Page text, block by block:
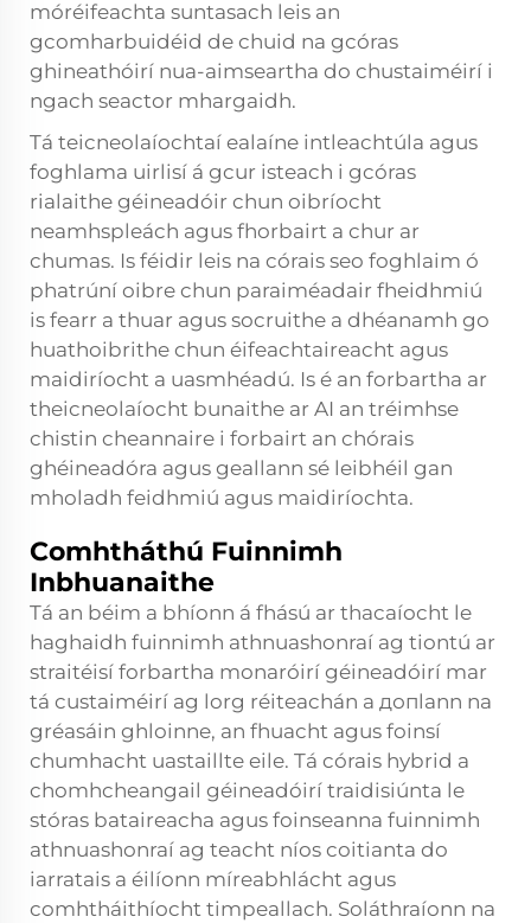
móréifeachta suntasach leis an
gcomharbuidéid de chuid na gcóras
ghineathóirí nua-aimseartha do chustaiméirí i
ngach seactor mhargaidh.
Tá teicneolaíochtaí ealaíne intleachtúla agus
foghlama uirlisí á gcur isteach i gcóras
rialaithe géineadóir chun oibríocht
neamhspleách agus fhorbairt a chur ar
chumas. Is féidir leis na córais seo foghlaim ó
phatrúní oibre chun paraiméadair fheidhmiú
is fearr a thuar agus socruithe a dhéanamh go
huathoibrithe chun éifeachtaireacht agus
maidiríocht a uasmhéadú. Is é an forbartha ar
theicneolaíocht bunaithe ar AI an tréimhse
chistin cheannaire i forbairt an chórais
ghéineadóra agus geallann sé leibhéil gan
mholadh feidhmiú agus maidiríochta.
Comhtháthú Fuinnimh
Inbhuanaithe
Tá an béim a bhíonn á fhású ar thacaíocht le
haghaidh fuinnimh athnuashonraí ag tiontú ar
straitéisí forbartha monaróirí géineadóirí mar
tá custaiméirí ag lorg réiteachán a допlann na
gréasáin ghloinne, an fhuacht agus foinsí
chumhacht uastaillte eile. Tá córais hybrid a
chomhcheangail géineadóirí traidisiúnta le
stóras bataireacha agus foinseanna fuinnimh
athnuashonraí ag teacht níos coitianta do
iarratais a éilíonn míreabhlácht agus
comhtháithíocht timpeallach. Soláthraíonn na